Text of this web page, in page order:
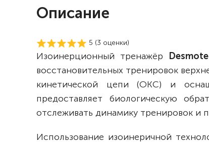
Описание
5 (3 оценки)
Изоинерционный тренажёр
восстановительных тренировок
кинетической цепи (ОКС) и
предоставляет биологическую
отслеживать динамику тренировок и
Использование изоинеричной